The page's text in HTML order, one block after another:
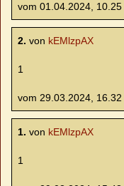
vom 01.04.2024, 10.25
2. von kEMlzpAX
1
vom 29.03.2024, 16.32
1. von kEMlzpAX
1